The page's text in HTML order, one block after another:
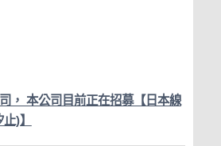
， 本公司目前正在招募【日本線
)】